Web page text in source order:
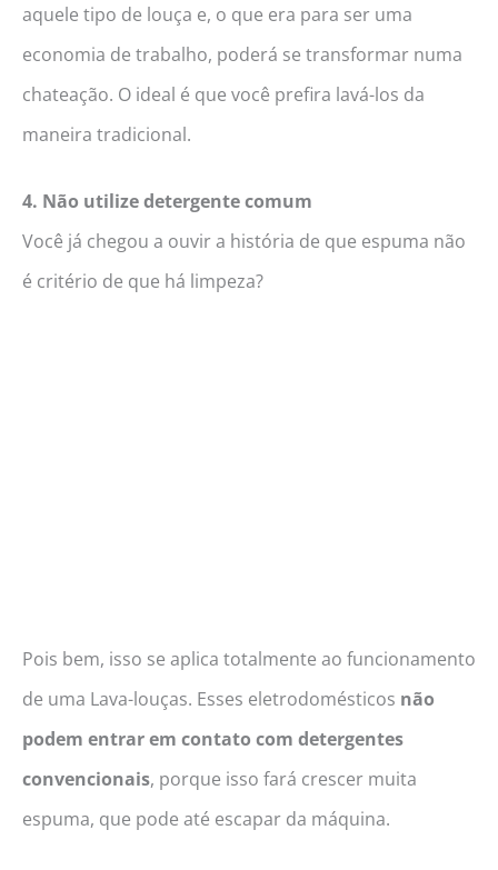
aquele tipo de louça e, o que era para ser uma
economia de trabalho, poderá se transformar numa
chateação. O ideal é que você prefira lavá-los da
maneira tradicional.
4. Não utilize detergente comum
Você já chegou a ouvir a história de que espuma não
é critério de que há limpeza?
Pois bem, isso se aplica totalmente ao funcionamento
de uma Lava-louças. Esses eletrodomésticos não
podem entrar em contato com detergentes
convencionais, porque isso fará crescer muita
espuma, que pode até escapar da máquina.